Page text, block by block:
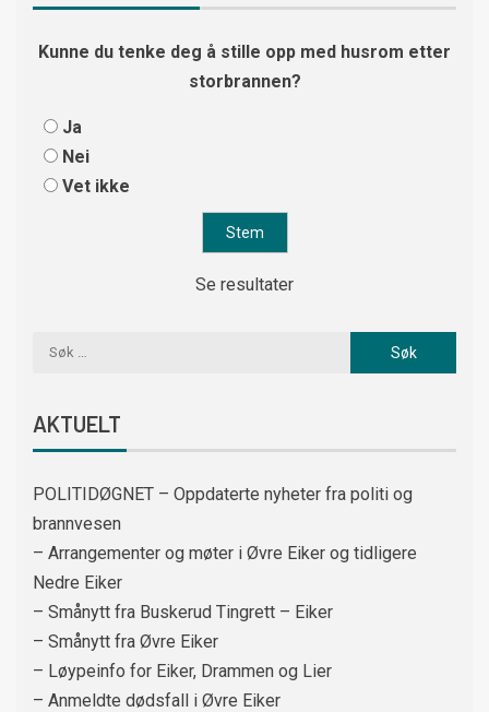
Kunne du tenke deg å stille opp med husrom etter
storbrannen?
Ja
Nei
Vet ikke
Se resultater
AKTUELT
POLITIDØGNET – Oppdaterte nyheter fra politi og
brannvesen
– Arrangementer og møter i Øvre Eiker og tidligere
Nedre Eiker
– Smånytt fra Buskerud Tingrett – Eiker
– Smånytt fra Øvre Eiker
– Løypeinfo for Eiker, Drammen og Lier
– Anmeldte dødsfall i Øvre Eiker